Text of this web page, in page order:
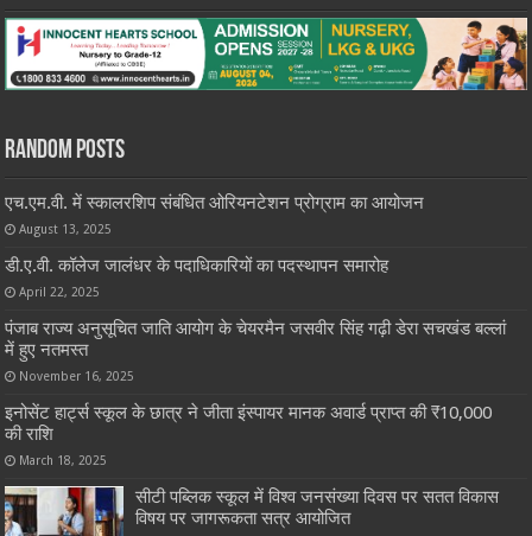
Random Posts
एच.एम.वी. में स्कालरशिप संबंधित ओरियनटेशन प्रोग्राम का आयोजन
August 13, 2025
डी.ए.वी. कॉलेज जालंधर के पदाधिकारियों का पदस्थापन समारोह
April 22, 2025
पंजाब राज्य अनुसूचित जाति आयोग के चेयरमैन जसवीर सिंह गढ़ी डेरा सचखंड बल्लां
में हुए नतमस्त
November 16, 2025
इनोसेंट हार्ट्स स्कूल के छात्र ने जीता इंस्पायर मानक अवार्ड प्राप्त की ₹10,000
की राशि
March 18, 2025
सीटी पब्लिक स्कूल में विश्व जनसंख्या दिवस पर सतत विकास
विषय पर जागरूकता सत्र आयोजित